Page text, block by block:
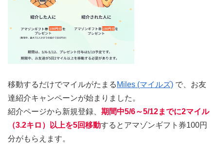
移動するだけでマイルがたまる Miles (マイルズ) で、お友
達紹介キャンペーンが始まりました。
紹介ページから新規登録、 期間中5/6～5/12までに2マイル
（3.2キロ）以上を5回移動するとアマゾンギフト券100円
分がもらえます。